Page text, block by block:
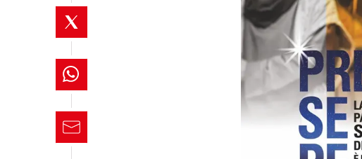
catanzarochannel.it
lacapitalenews.it